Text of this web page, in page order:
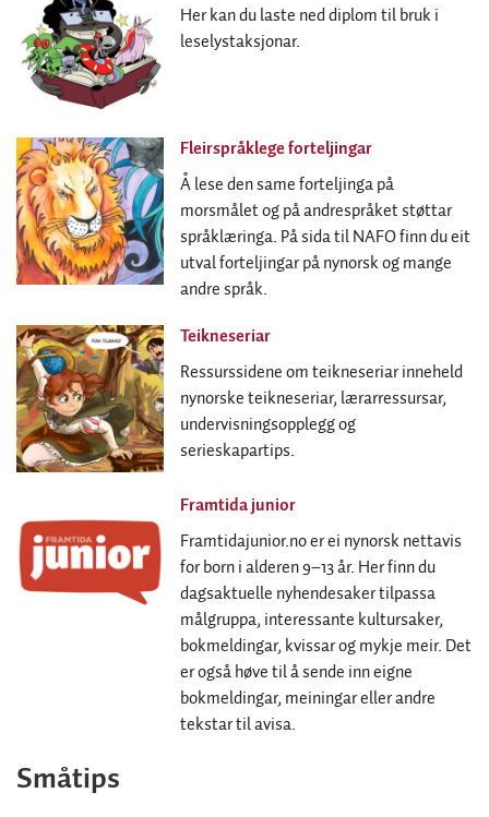
Her kan du laste ned diplom til bruk i
leselystaksjonar.
Fleirspråklege forteljingar
Å lese den same forteljinga på
morsmålet og på andrespråket støttar
språklæringa. På sida til NAFO finn du eit
utval forteljingar på nynorsk og mange
andre språk.
Teikneseriar
Ressurssidene om teikneseriar inneheld
nynorske teikneseriar, lærarressursar,
undervisningsopplegg og
serieskapartips.
Framtida junior
Framtidajunior.no er ei nynorsk nettavis
for born i alderen 9–13 år. Her finn du
dagsaktuelle nyhendesaker tilpassa
målgruppa, interessante kultursaker,
bokmeldingar, kvissar og mykje meir. Det
er også høve til å sende inn eigne
bokmeldingar, meiningar eller andre
tekstar til avisa.
Småtips